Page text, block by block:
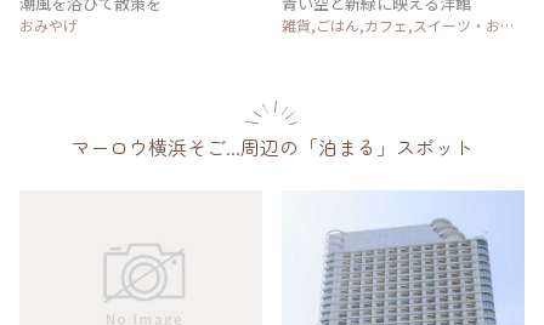
おみやげ
雑貨,ごはん,カフェ,スイーツ・お菓
マーロウ横浜そご...周辺の「泊まる」スポット